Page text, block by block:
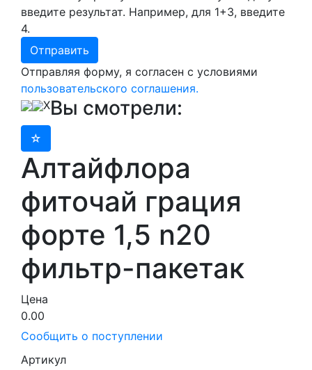
Алтайфлора
фиточай грация
форте 1,5 n20
фильтр-пакетак
Цена
0.00
Сообщить о поступлении
Артикул
введите результат. Например, для 1+3, введите
4.
Отправляя форму, я согласен с условиями
пользовательского соглашения.
XВы смотрели: